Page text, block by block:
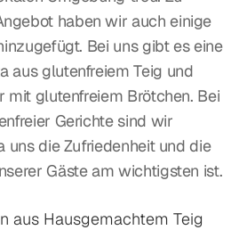
haben wir auch einige
Bei uns gibt es eine
aus glutenfreiem Teig und
mit glutenfreiem Brötchen. Bei
Gerichte sind wir
uns die Zufriedenheit und die
Gäste am wichtigsten ist.
aus Hausgemachtem Teig